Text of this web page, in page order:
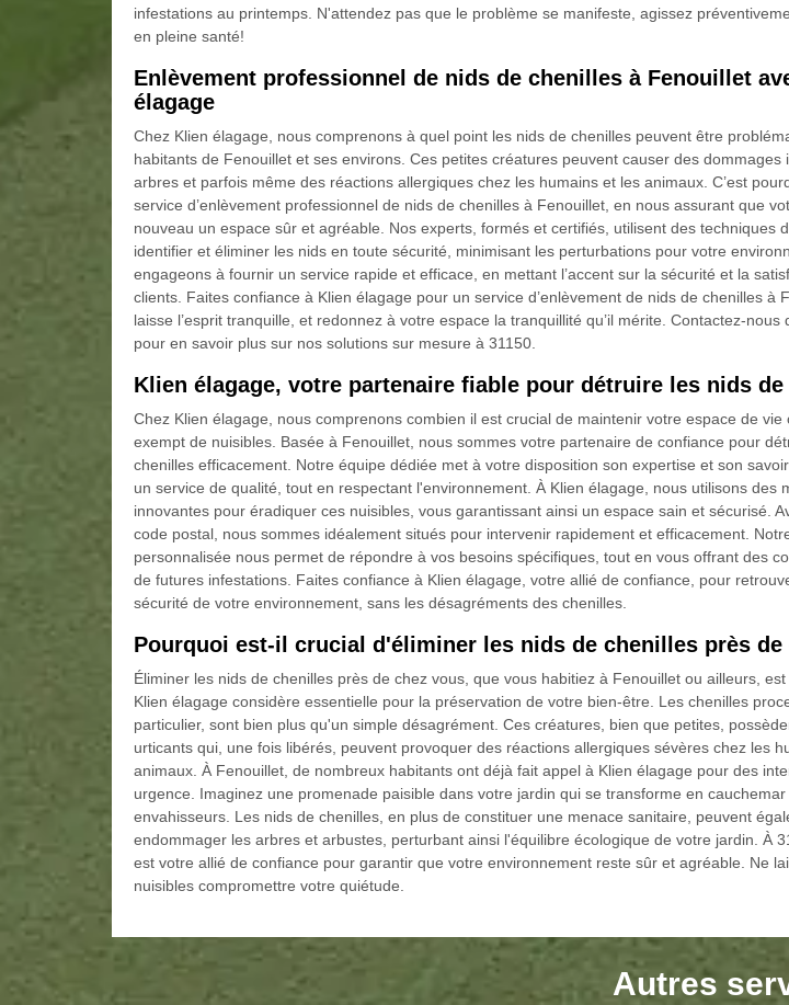
infestations au printemps. N'attendez pas que le problème se manifeste, agissez
en pleine santé!
Enlèvement professionnel de nids de chenilles à Fenouillet
élagage
Chez Klien élagage, nous comprenons à quel point les nids de chenilles peuvent être
habitants de Fenouillet et ses environs. Ces petites créatures peuvent causer des dommages
arbres et parfois même des réactions allergiques chez les humains et les animaux. C’est
service d’enlèvement professionnel de nids de chenilles à Fenouillet, en nous assurant que
nouveau un espace sûr et agréable. Nos experts, formés et certifiés, utilisent des techniques
identifier et éliminer les nids en toute sécurité, minimisant les perturbations pour votre
engageons à fournir un service rapide et efficace, en mettant l’accent sur la sécurité et la
clients. Faites confiance à Klien élagage pour un service d’enlèvement de nids de chenilles à
laisse l’esprit tranquille, et redonnez à votre espace la tranquillité qu’il mérite. Contactez-nous
pour en savoir plus sur nos solutions sur mesure à 31150.
Klien élagage, votre partenaire fiable pour détruire les nids
Chez Klien élagage, nous comprenons combien il est crucial de maintenir votre espace de vie
exempt de nuisibles. Basée à Fenouillet, nous sommes votre partenaire de confiance pour
chenilles efficacement. Notre équipe dédiée met à votre disposition son expertise et son
un service de qualité, tout en respectant l'environnement. À Klien élagage, nous utilisons des
innovantes pour éradiquer ces nuisibles, vous garantissant ainsi un espace sain et sécurisé.
code postal, nous sommes idéalement situés pour intervenir rapidement et efficacement.
personnalisée nous permet de répondre à vos besoins spécifiques, tout en vous offrant des
de futures infestations. Faites confiance à Klien élagage, votre allié de confiance, pour
sécurité de votre environnement, sans les désagréments des chenilles.
Pourquoi est-il crucial d'éliminer les nids de chenilles près de
Éliminer les nids de chenilles près de chez vous, que vous habitiez à Fenouillet ou ailleurs,
Klien élagage considère essentielle pour la préservation de votre bien-être. Les chenilles
particulier, sont bien plus qu'un simple désagrément. Ces créatures, bien que petites,
urticants qui, une fois libérés, peuvent provoquer des réactions allergiques sévères chez les
animaux. À Fenouillet, de nombreux habitants ont déjà fait appel à Klien élagage pour des
urgence. Imaginez une promenade paisible dans votre jardin qui se transforme en
envahisseurs. Les nids de chenilles, en plus de constituer une menace sanitaire, peuvent
endommager les arbres et arbustes, perturbant ainsi l'équilibre écologique de votre jardin. À
est votre allié de confiance pour garantir que votre environnement reste sûr et agréable. Ne
nuisibles compromettre votre quiétude.
Autres